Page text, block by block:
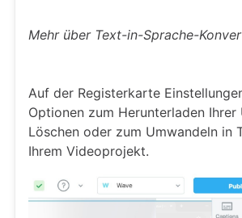
Mehr über Text-in-Sprache-
Auf der Registerkarte
Optionen zum Herunterladen
Löschen oder zum Umwandeln in
Ihrem Videoprojekt.